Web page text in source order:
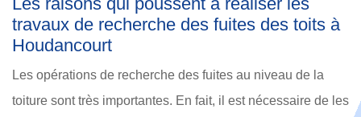
travaux de recherche des fuites des toits à
Houdancourt
Les opérations de recherche des fuites au niveau de la
toiture sont très importantes. En fait, il est nécessaire de les